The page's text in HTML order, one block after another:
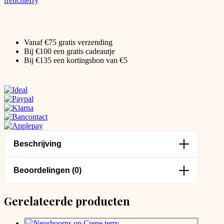
Vanaf €75 gratis verzending
Bij €100 een gratis cadeautje
Bij €135 een kortingsbon van €5
Beschrijving
Beoordelingen (0)
Gerelateerde producten